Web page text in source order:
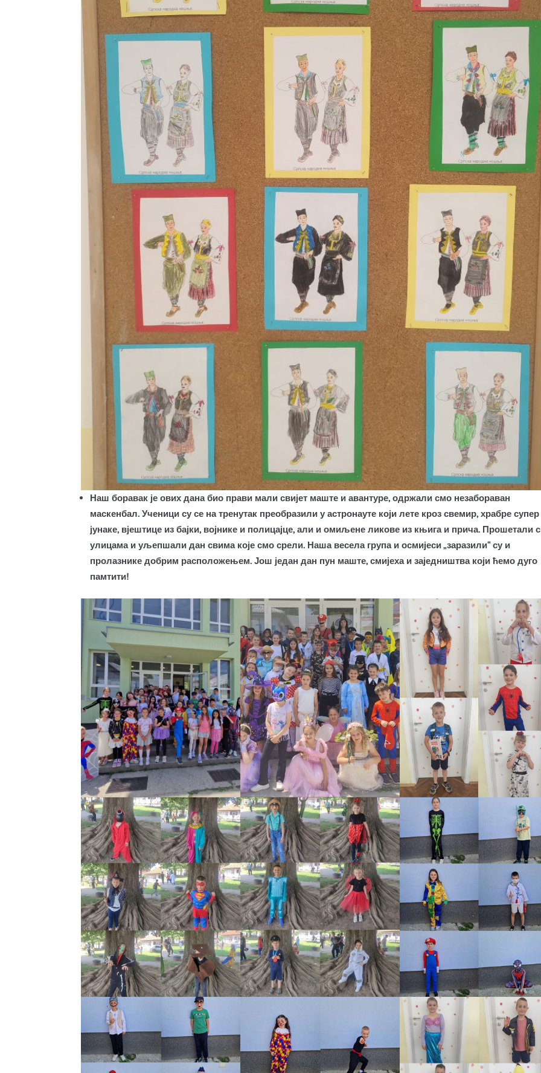
Наш боравак је ових дана био прави мали свијет маште и авантуре, одржали смо незабораван
маскенбал. Ученици су се на тренутак преобразили у астронауте који лете кроз свемир, храбре супер
јунаке, вјештице из бајки, војнике и полицајце, али и омиљене ликове из књига и прича. Прошетали
улицама и уљепшали дан свима које смо срели. Наша весела група и осмијеси „заразили“ су и
пролазнике добрим расположењем. Још један дан пун маште, смијеха и заједништва који ћемо дуго
памтити!